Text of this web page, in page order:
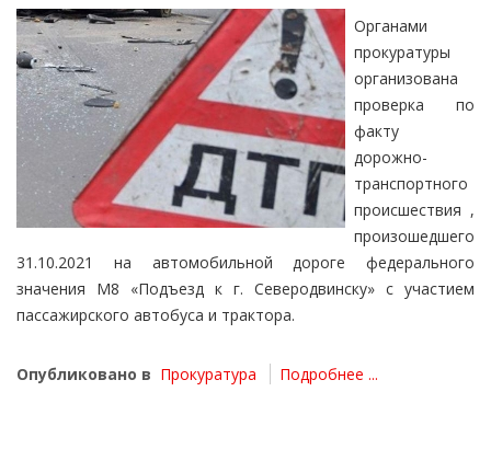
Органами
прокуратуры
организована
проверка по
факту
дорожно-
транспортного
происшествия ,
произошедшего
31.10.2021 на автомобильной дороге федерального
значения М8 «Подъезд к г. Северодвинску» с участием
пассажирского автобуса и трактора.
Опубликовано в Прокуратура Подробнее ...